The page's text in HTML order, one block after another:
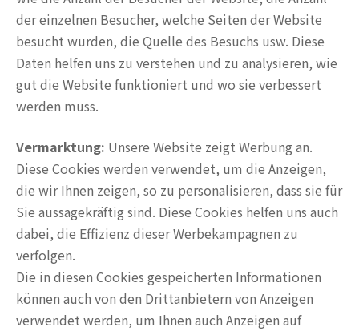
der einzelnen Besucher, welche Seiten der Website
besucht wurden, die Quelle des Besuchs usw. Diese
Daten helfen uns zu verstehen und zu analysieren, wie
gut die Website funktioniert und wo sie verbessert
werden muss.
Vermarktung: Unsere Website zeigt Werbung an.
Diese Cookies werden verwendet, um die Anzeigen,
die wir Ihnen zeigen, so zu personalisieren, dass sie für
Sie aussagekräftig sind. Diese Cookies helfen uns auch
dabei, die Effizienz dieser Werbekampagnen zu
verfolgen.
Die in diesen Cookies gespeicherten Informationen
können auch von den Drittanbietern von Anzeigen
verwendet werden, um Ihnen auch Anzeigen auf